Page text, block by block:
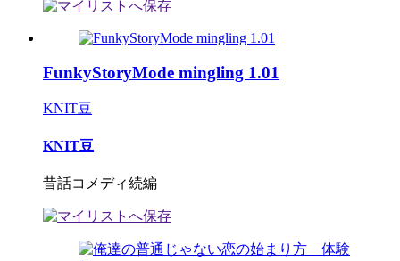
FunkyStoryMode mingling 1.01
KNIT豆
KNIT豆
昔話コメディ続編